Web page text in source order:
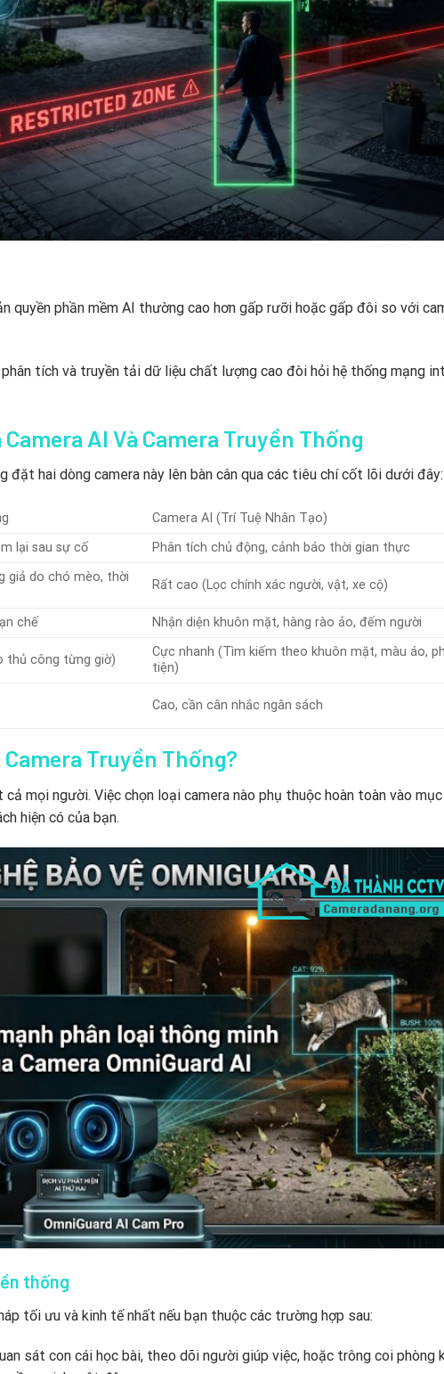
quyền phần mềm AI thường cao hơn gấp rưỡi hoặc gấp đôi so với
tích và truyền tải dữ liệu chất lượng cao đòi hỏi hệ thống mạng
AI Và Camera Truyền Thống
đặt hai dòng camera này lên bàn cân qua các tiêu chí cốt lõi dưới đây:
Camera AI (Trí Tuệ Nhân Tạo)
lại sau sự cố
Phân tích chủ động, cảnh báo thời gian thực
giả do chó mèo, thời
Rất cao (Lọc chính xác người, vật, xe cộ)
chế
Nhận diện khuôn mặt, hàng rào ảo, đếm người
thủ công từng giờ)
Cực nhanh (Tìm kiếm theo khuôn mặt, màu áo,
tiện)
Cao, cần cân nhắc ngân sách
Truyền Thống?
mọi người. Việc chọn loại camera nào phụ thuộc hoàn toàn vào
hiện có của bạn.
thống
tối ưu và kinh tế nhất nếu bạn thuộc các trường hợp sau:
sát con cái học bài, theo dõi người giúp việc, hoặc trông coi phòng